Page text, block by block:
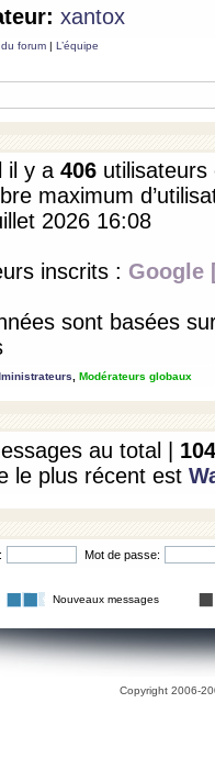
xantox
forum | L’équipe
il y a 406
maximum
2026 16:08
inscrits : Google
sont basées
Modérateurs globaux
au total | 104
le plus récent est
Mot de passe:
Nouveaux messages
Copyright 2006-